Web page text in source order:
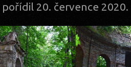
20. července 2020.